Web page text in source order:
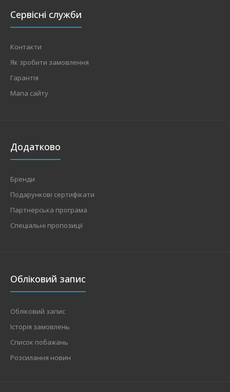
Сервісні служби
Контакти
Як зробити замовлення
Гарантія
Мапа сайту
Додатково
Бренди
Подарункові сертифікати
Партнерська програма
Спеціальні пропозиції
Обліковий запис
Обліковий запис
Історія замовлень
Список побажань
Розсилання новин